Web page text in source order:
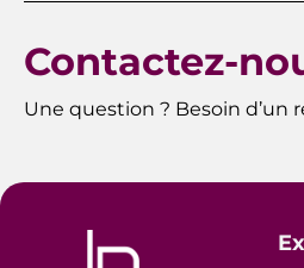
Contactez-
Une question ? Besoin d’un